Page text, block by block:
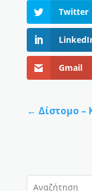
Twitter
Gmail
← Δίστομο –